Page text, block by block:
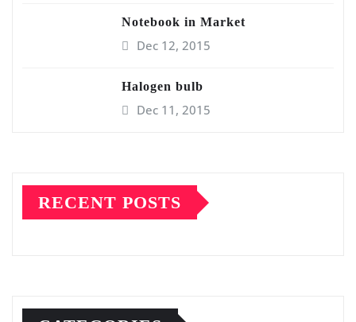
Notebook in Market
Dec 12, 2015
Halogen bulb
Dec 11, 2015
RECENT POSTS